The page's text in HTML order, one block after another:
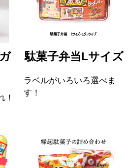
！
駄菓子弁当Lサイズ
ラベルがいろいろ選べま
す！